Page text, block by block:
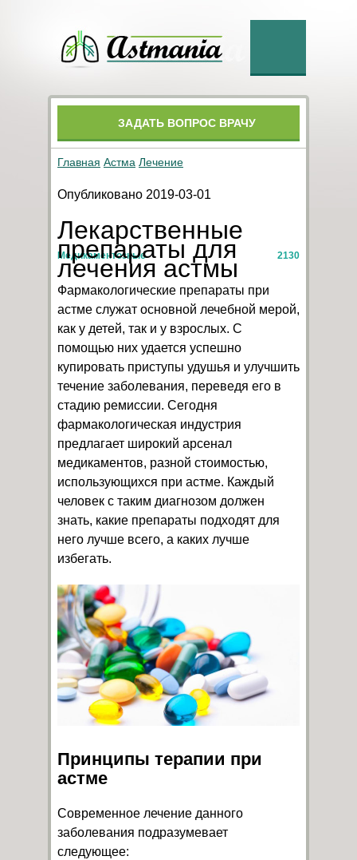
ЗАДАТЬ ВОПРОС ВРАЧУ
Главная Астма Лечение
Опубликовано 2019-03-01
Лекарственные
препараты для
лечения астмы
Медикаментозные 2130
Фармакологические препараты при
астме служат основной лечебной мерой,
как у детей, так и у взрослых. С
помощью них удается успешно
купировать приступы удушья и улучшить
течение заболевания, переведя его в
стадию ремиссии. Сегодня
фармакологическая индустрия
предлагает широкий арсенал
медикаментов, разной стоимостью,
использующихся при астме. Каждый
человек с таким диагнозом должен
знать, какие препараты подходят для
него лучше всего, а каких лучше
избегать.
Принципы терапии при
астме
Современное лечение данного
заболевания подразумевает
следующее: